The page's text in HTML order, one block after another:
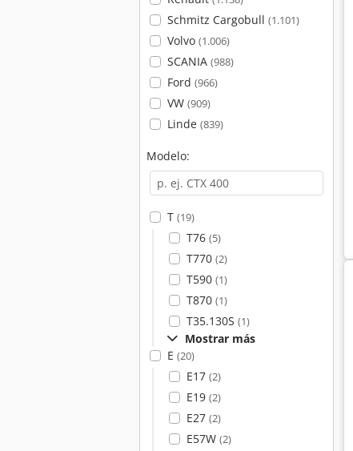
Schmitz Cargobull (1.101)
Volvo (1.006)
SCANIA (988)
Ford (966)
VW (909)
Linde (839)
Modelo:
T (19)
T76 (5)
T770 (2)
T590 (1)
T870 (1)
T35.130S (1)
Mostrar más
E (20)
E17 (2)
E19 (2)
E27 (2)
E57W (2)